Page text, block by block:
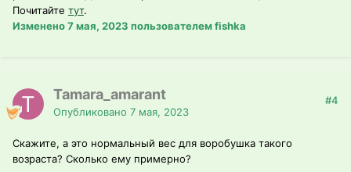
Почитайте тут.
Изменено7 мая, 2023 пользователем fishka
Tamara_amarant
Опубликовано 7 мая, 2023
#4
Скажите, а это нормальный вес для воробушка такого
возраста? Сколько ему примерно?